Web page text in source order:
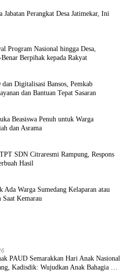
Jabatan Perangkat Desa Jatimekar, Ini
Program Nasional hingga Desa,
Berpihak kepada Rakyat
Digitalisasi Bansos, Pemkab
dan Bantuan Tepat Sasaran
Beasiswa Penuh untuk Warga
dan Asrama
SDN Citraresmi Rampung, Respons
Hasil
Warga Sumedang Kelaparan atau
Kemarau
PAUD Semarakkan Hari Anak Nasional
Kadisdik: Wujudkan Anak Bahagia dan